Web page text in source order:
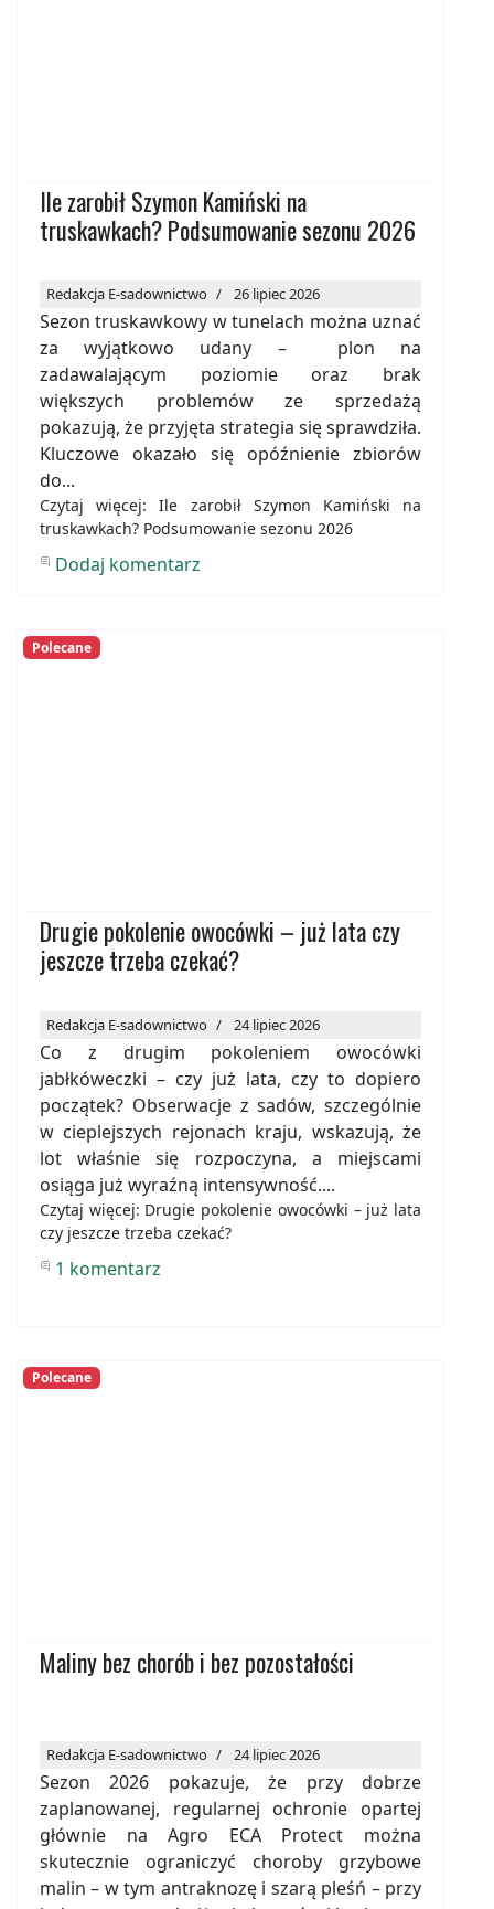
Ile zarobił Szymon Kamiński na
truskawkach? Podsumowanie sezonu 2026
Redakcja E-sadownictwo 26 lipiec 2026
Sezon truskawkowy w tunelach można uznać
za wyjątkowo udany – plon na
zadawalającym poziomie oraz brak
większych problemów ze sprzedażą
pokazują, że przyjęta strategia się sprawdziła.
Kluczowe okazało się opóźnienie zbiorów
do...
Czytaj więcej: Ile zarobił Szymon Kamiński na
truskawkach? Podsumowanie sezonu 2026
Dodaj komentarz
Polecane
Drugie pokolenie owocówki – już lata czy
jeszcze trzeba czekać?
Redakcja E-sadownictwo 24 lipiec 2026
Co z drugim pokoleniem owocówki
jabłkóweczki – czy już lata, czy to dopiero
początek? Obserwacje z sadów, szczególnie
w cieplejszych rejonach kraju, wskazują, że
lot właśnie się rozpoczyna, a miejscami
osiąga już wyraźną intensywność....
Czytaj więcej: Drugie pokolenie owocówki – już lata
czy jeszcze trzeba czekać?
1 komentarz
Polecane
Maliny bez chorób i bez pozostałości
Redakcja E-sadownictwo 24 lipiec 2026
Sezon 2026 pokazuje, że przy dobrze
zaplanowanej, regularnej ochronie opartej
głównie na Agro ECA Protect można
skutecznie ograniczyć choroby grzybowe
malin – w tym antraknozę i szarą pleśń – przy